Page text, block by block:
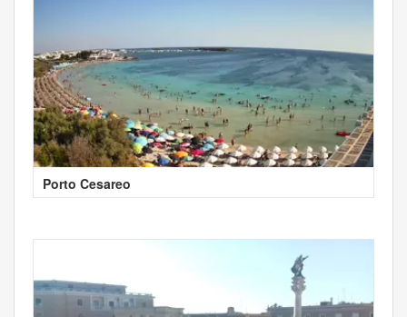
Porto Cesareo